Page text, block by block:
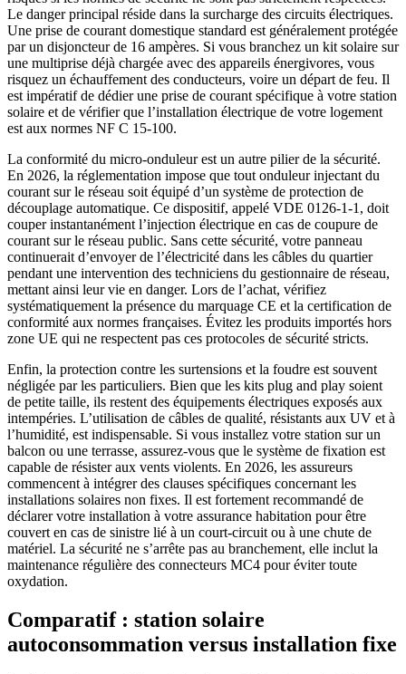
Le danger principal réside dans la surcharge des circuits électriques.
Une prise de courant domestique standard est généralement protégée
par un disjoncteur de 16 ampères. Si vous branchez un kit solaire sur
une multiprise déjà chargée avec des appareils énergivores, vous
risquez un échauffement des conducteurs, voire un départ de feu. Il
est impératif de dédier une prise de courant spécifique à votre station
solaire et de vérifier que l’installation électrique de votre logement
est aux normes NF C 15-100.
La conformité du micro-onduleur est un autre pilier de la sécurité.
En 2026, la réglementation impose que tout onduleur injectant du
courant sur le réseau soit équipé d’un système de protection de
découplage automatique. Ce dispositif, appelé VDE 0126-1-1, doit
couper instantanément l’injection électrique en cas de coupure de
courant sur le réseau public. Sans cette sécurité, votre panneau
continuerait d’envoyer de l’électricité dans les câbles du quartier
pendant une intervention des techniciens du gestionnaire de réseau,
mettant ainsi leur vie en danger. Lors de l’achat, vérifiez
systématiquement la présence du marquage CE et la certification de
conformité aux normes françaises. Évitez les produits importés hors
zone UE qui ne respectent pas ces protocoles de sécurité stricts.
Enfin, la protection contre les surtensions et la foudre est souvent
négligée par les particuliers. Bien que les kits plug and play soient
de petite taille, ils restent des équipements électriques exposés aux
intempéries. L’utilisation de câbles de qualité, résistants aux UV et à
l’humidité, est indispensable. Si vous installez votre station sur un
balcon ou une terrasse, assurez-vous que le système de fixation est
capable de résister aux vents violents. En 2026, les assureurs
commencent à intégrer des clauses spécifiques concernant les
installations solaires non fixes. Il est fortement recommandé de
déclarer votre installation à votre assurance habitation pour être
couvert en cas de sinistre lié à un court-circuit ou à une chute de
matériel. La sécurité ne s’arrête pas au branchement, elle inclut la
maintenance régulière des connecteurs MC4 pour éviter toute
oxydation.
Comparatif : station solaire
autoconsommation versus installation fixe